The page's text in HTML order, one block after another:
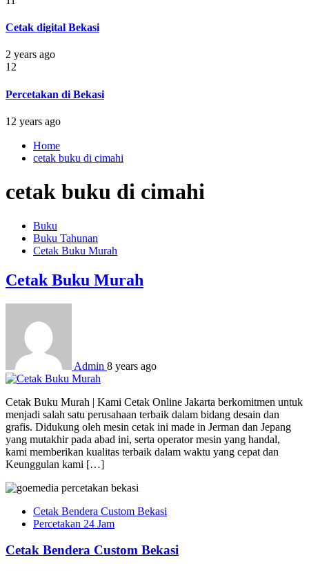
Cetak digital Bekasi
2 years ago
12
Percetakan di Bekasi
12 years ago
Home
cetak buku di cimahi
cetak buku di cimahi
Buku
Buku Tahunan
Cetak Buku Murah
Cetak Buku Murah
Admin 8 years ago
Cetak Buku Murah | Kami Cetak Online Jakarta berkomitmen untuk
menjadi salah satu perusahaan terbaik dalam bidang desain dan
grafis. Didukung oleh mesin cetak ini made in Jerman dan Jepang
yang mutakhir pada abad ini, serta operator mesin yang handal,
kami memberikan kualitas terbaik dalam waktu yang cepat dan
Keunggulan kami […]
Cetak Bendera Custom Bekasi
Percetakan 24 Jam
Cetak Bendera Custom Bekasi